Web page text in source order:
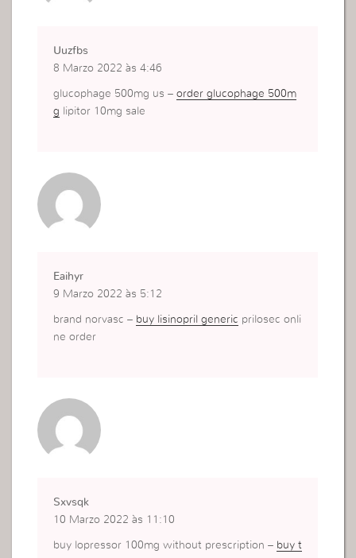
Uuzfbs
8 Marzo 2022 às 4:46
glucophage 500mg us –order glucophage 500m
g lipitor 10mg sale
Eaihyr
9 Marzo 2022 às 5:12
brand norvasc – buy lisinopril generic prilosec onli
ne order
Sxvsqk
10 Marzo 2022 às 11:10
buy lopressor 100mg without prescription – buy t